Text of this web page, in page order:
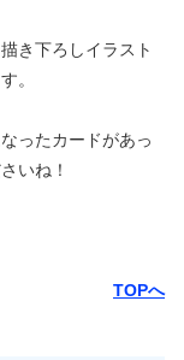
き下ろしイラスト
。
ったカードがあっ
いね！
TOPへ